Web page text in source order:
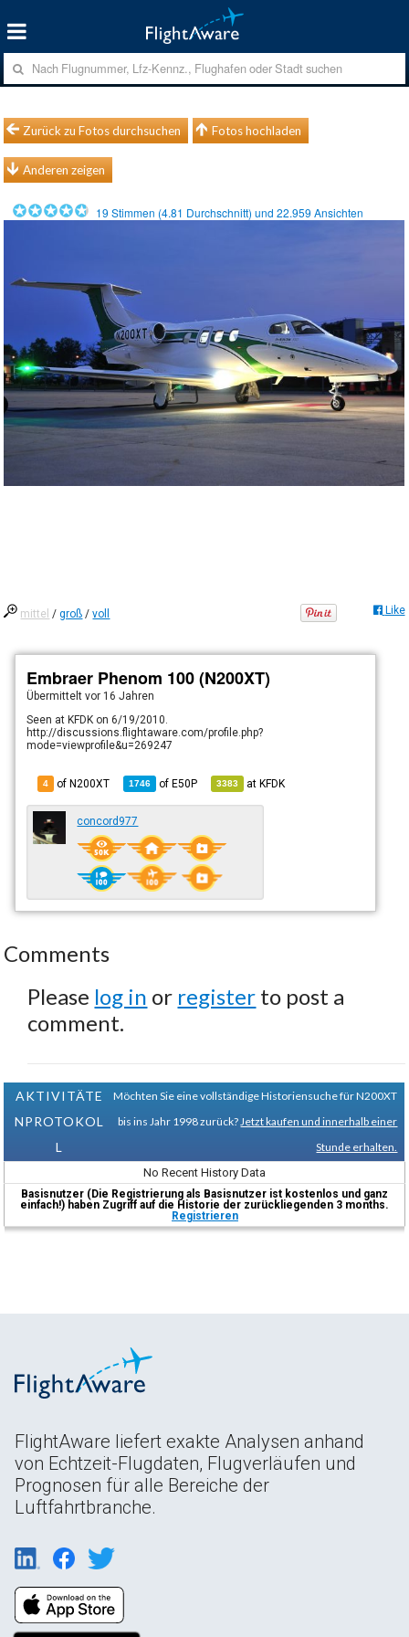
Zurück zu Fotos durchsuchen Fotos hochladen
Anderen zeigen
19 Stimmen (4.81 Durchschnitt) und22.959 Ansichten
mittel /groß /voll Like
Embraer Phenom 100 (N200XT)
Übermitteltvor 16 Jahren
Seen at KFDK on 6/19/2010.
http://discussions.flightaware.com/profile.php?
mode=viewprofile&u=269247
4 of N200XT 1746 ofE50P 3383 atKFDK
concord977
Comments
Please log in or register to post a
comment.
AKTIVITÄTE
NPROTOKOL
L
Möchten Sie eine vollständige Historiensuche für N200XT
bis ins Jahr 1998 zurück? Jetzt kaufen und innerhalb einer
Stunde erhalten.
No Recent History Data
Basisnutzer (Die Registrierung als Basisnutzer ist kostenlos und ganz
einfach!) haben Zugriff auf die Historie der zurückliegenden 3 months.
Registrieren
FlightAware liefert exakte Analysen anhand
von Echtzeit-Flugdaten, Flugverläufen und
Prognosen für alle Bereiche der
Luftfahrtbranche.